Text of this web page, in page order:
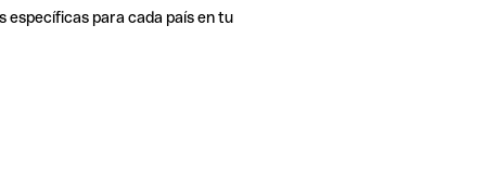
específicas para cada país en tu